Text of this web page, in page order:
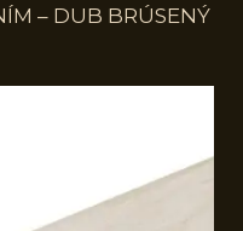
– DUB BRÚSENÝ